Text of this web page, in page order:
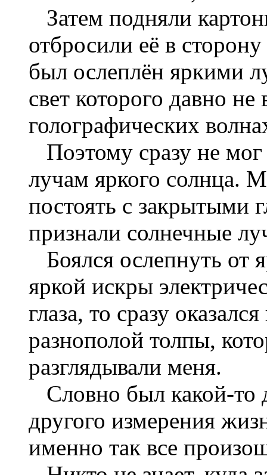
Затем подняли
отбросили её в
был ослеплён яркими
свет которого давно
голографических
Поэтому сразу не
лучам яркого солнца.
постоять с закрытыми
признали солнечные
Боялся ослепнуть от
яркой искры
глаза, то сразу
разнополой толпы,
разглядывали меня.
Словно был какой-то
другого измерения
именно так все